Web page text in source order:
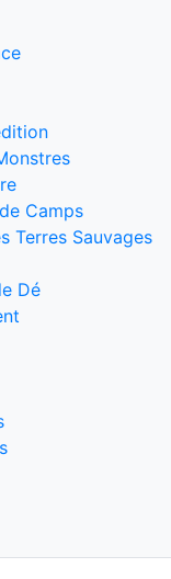
Camps
Terres Sauvages
Dé